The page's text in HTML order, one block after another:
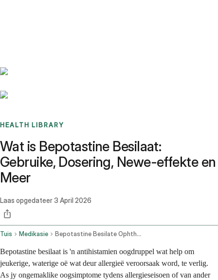
HEALTH LIBRARY
Wat is Bepotastine Besilaat:
Gebruike, Dosering, Newe-effekte en
Meer
Laas opgedateer3 April 2026
Tuis Medikasie Bepotastine Besilate Ophthalmic Route
Bepotastine besilaat is 'n antihistamien oogdruppel wat help om
jeukerige, waterige oë wat deur allergieë veroorsaak word, te verlig.
As jy ongemaklike oogsimptome tydens allergieseisoen of van ander